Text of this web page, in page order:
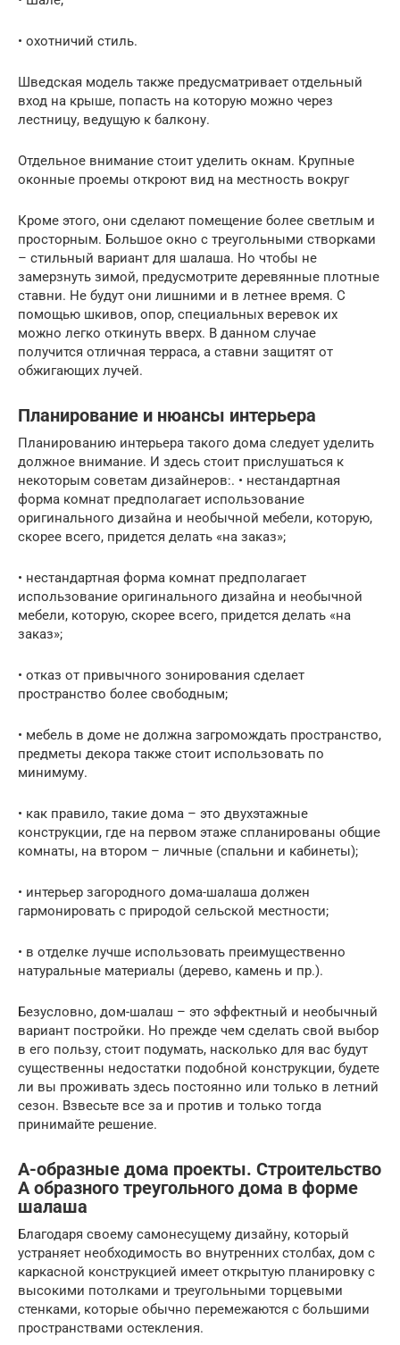
• охотничий стиль.
Шведская модель также предусматривает отдельный
вход на крыше, попасть на которую можно через
лестницу, ведущую к балкону.
Отдельное внимание стоит уделить окнам. Крупные
оконные проемы откроют вид на местность вокруг
Кроме этого, они сделают помещение более светлым и
просторным. Большое окно с треугольными створками
– стильный вариант для шалаша. Но чтобы не
замерзнуть зимой, предусмотрите деревянные плотные
ставни. Не будут они лишними и в летнее время. С
помощью шкивов, опор, специальных веревок их
можно легко откинуть вверх. В данном случае
получится отличная терраса, а ставни защитят от
обжигающих лучей.
Планирование и нюансы интерьера
Планированию интерьера такого дома следует уделить
должное внимание. И здесь стоит прислушаться к
некоторым советам дизайнеров:. • нестандартная
форма комнат предполагает использование
оригинального дизайна и необычной мебели, которую,
скорее всего, придется делать «на заказ»;
• нестандартная форма комнат предполагает
использование оригинального дизайна и необычной
мебели, которую, скорее всего, придется делать «на
заказ»;
• отказ от привычного зонирования сделает
пространство более свободным;
• мебель в доме не должна загромождать пространство,
предметы декора также стоит использовать по
минимуму.
• как правило, такие дома – это двухэтажные
конструкции, где на первом этаже спланированы общие
комнаты, на втором – личные (спальни и кабинеты);
• интерьер загородного дома-шалаша должен
гармонировать с природой сельской местности;
• в отделке лучше использовать преимущественно
натуральные материалы (дерево, камень и пр.).
Безусловно, дом-шалаш – это эффектный и необычный
вариант постройки. Но прежде чем сделать свой выбор
в его пользу, стоит подумать, насколько для вас будут
существенны недостатки подобной конструкции, будете
ли вы проживать здесь постоянно или только в летний
сезон. Взвесьте все за и против и только тогда
принимайте решение.
А-образные дома проекты. Строительство
А образного треугольного дома в форме
шалаша
Благодаря своему самонесущему дизайну, который
устраняет необходимость во внутренних столбах, дом с
каркасной конструкцией имеет открытую планировку с
высокими потолками и треугольными торцевыми
стенками, которые обычно перемежаются с большими
пространствами остекления.